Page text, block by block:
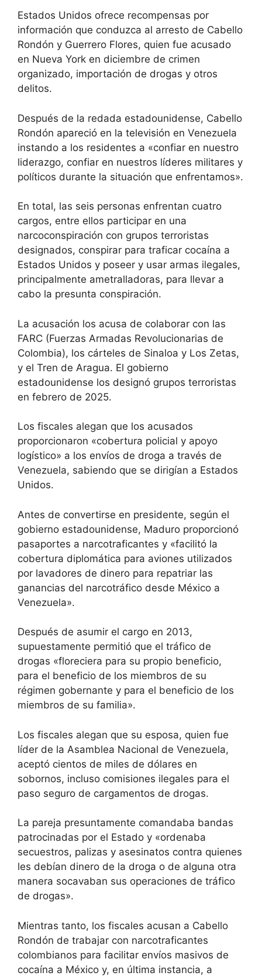
Estados Unidos ofrece recompensas por
información que conduzca al arresto de Cabello
Rondón y Guerrero Flores, quien fue acusado
en Nueva York en diciembre de crimen
organizado, importación de drogas y otros
delitos.
Después de la redada estadounidense, Cabello
Rondón apareció en la televisión en Venezuela
instando a los residentes a «confiar en nuestro
liderazgo, confiar en nuestros líderes militares y
políticos durante la situación que enfrentamos».
En total, las seis personas enfrentan cuatro
cargos, entre ellos participar en una
narcoconspiración con grupos terroristas
designados, conspirar para traficar cocaína a
Estados Unidos y poseer y usar armas ilegales,
principalmente ametralladoras, para llevar a
cabo la presunta conspiración.
La acusación los acusa de colaborar con las
FARC (Fuerzas Armadas Revolucionarias de
Colombia), los cárteles de Sinaloa y Los Zetas,
y el Tren de Aragua. El gobierno
estadounidense los designó grupos terroristas
en febrero de 2025.
Los fiscales alegan que los acusados ​​
proporcionaron «cobertura policial y apoyo
logístico» a los envíos de droga a través de
Venezuela, sabiendo que se dirigían a Estados
Unidos.
Antes de convertirse en presidente, según el
gobierno estadounidense, Maduro proporcionó
pasaportes a narcotraficantes y «facilitó la
cobertura diplomática para aviones utilizados
por lavadores de dinero para repatriar las
ganancias del narcotráfico desde México a
Venezuela».
Después de asumir el cargo en 2013,
supuestamente permitió que el tráfico de
drogas «floreciera para su propio beneficio,
para el beneficio de los miembros de su
régimen gobernante y para el beneficio de los
miembros de su familia».
Los fiscales alegan que su esposa, quien fue
líder de la Asamblea Nacional de Venezuela,
aceptó cientos de miles de dólares en
sobornos, incluso comisiones ilegales para el
paso seguro de cargamentos de drogas.
La pareja presuntamente comandaba bandas
patrocinadas por el Estado y «ordenaba
secuestros, palizas y asesinatos contra quienes
les debían dinero de la droga o de alguna otra
manera socavaban sus operaciones de tráfico
de drogas».
Mientras tanto, los fiscales acusan a Cabello
Rondón de trabajar con narcotraficantes
colombianos para facilitar envíos masivos de
cocaína a México y, en última instancia, a